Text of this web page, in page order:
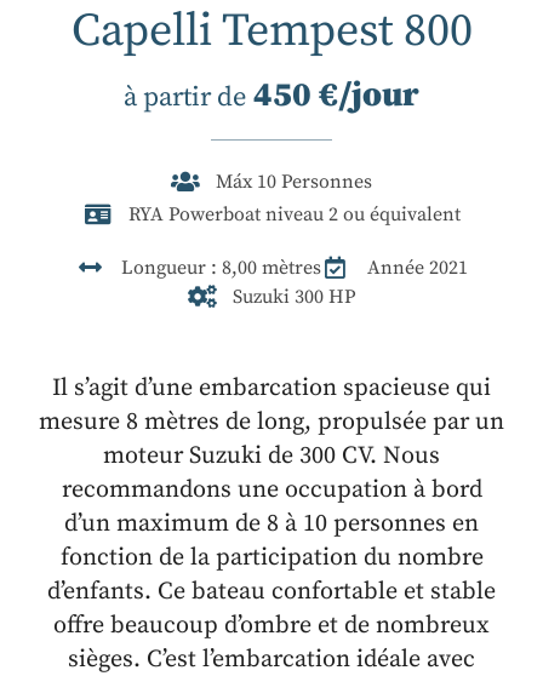
Capelli Tempest 800
à partir de 450 €/jour
Máx 10 Personnes
RYA Powerboat niveau 2 ou équivalent
Longueur : 8,00 mètres
Année 2021
Suzuki 300 HP
Il s’agit d’une embarcation spacieuse qui
mesure 8 mètres de long, propulsée par un
moteur Suzuki de 300 CV. Nous
recommandons une occupation à bord
d’un maximum de 8 à 10 personnes en
fonction de la participation du nombre
d’enfants. Ce bateau confortable et stable
offre beaucoup d’ombre et de nombreux
sièges. C’est l’embarcation idéale avec